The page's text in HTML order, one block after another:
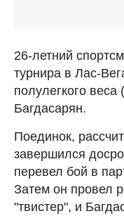
26-летний
турнира в Лас-
полулегкого
Багдасарян.
Поединок,
завершился
перевел бой в
Затем он провел
"твистер", и